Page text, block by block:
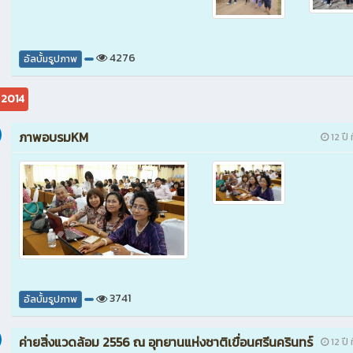
อัลบั้มรูปภาพ 4276
12 ปี
ภาพอบรมKM
อัลบั้มรูปภาพ 3741
12 ปี
ค่ายสิ่งแวดล้อม 2556 ณ อุทยานแห่งชาติเขื่อนศรีนครินทร์